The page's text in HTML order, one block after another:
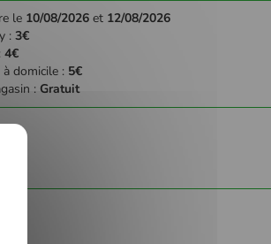
le 10/08/2026 et 12/08/2026
: 3€
4€
domicile : 5€
: Gratuit